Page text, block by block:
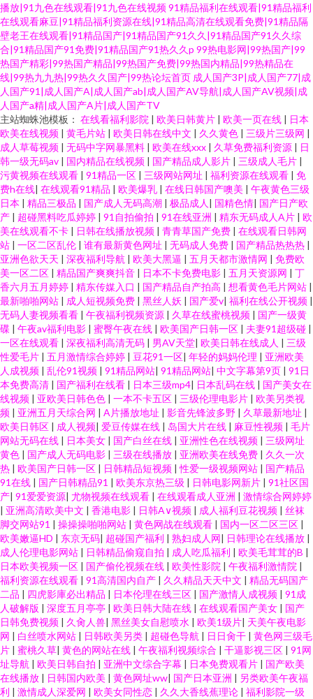
播放|91九色在线观看|91九色在线视频91精品福利在线观看|91精品福利
在线观看麻豆|91精品福利资源在线|91精品高清在线观看免费|91精品隔
壁老王在线观看|91精品国产|91精品国产91久久|91精品国产91久久综
合|91精品国产91免费|91精品国产91热久久p 99热电影网|99热国产|99
热国产精彩|99热国产精品|99热国产免费|99热国内精品|99热精品在
线|99热九九热|99热久久国产|99热论坛首页 成人国产3P|成人国产77|成
人国产91|成人国产A|成人国产ab|成人国产AV导航|成人国产AV视频|成
人国产a精|成人国产A片|成人国产TV
主站蜘蛛池模板： 在线看福利影院 | 欧美日韩黄片 | 欧美一页在线 | 日本
欧美在线视频 | 黄毛片站 | 欧美日韩在线中文 | 久久黄色 | 三级片三级网 |
成人草莓视频 | 无码中字网暴黑料 | 欧美在线xxx | 久草免费福利资源 | 日
韩一级无码av | 国内精品在线视频 | 国产精品成人影片 | 三级成人毛片 |
污黄视频在线观看 | 91精品一区 | 三级网站网址 | 福利资源在线观看 | 免
费h在线| 在线观看91精品 | 欧美爆乳 | 在线日韩国产噢美 | 午夜黄色三级
日本 | 精品三极品 | 国产成人无码高潮 | 极品成人 | 国精色情| 国产日产欧
产 | 超碰黑料吃瓜婷婷 | 91自拍偷拍 | 91在线亚洲 | 精东无码成人A片 | 欧
美在线观看不卡 | 日韩在线播放视频 | 青青草国产免费 | 在线观看日韩网
站 | 一区二区乱伦 | 谁有最新黄色网址 | 无码成人免费 | 国产精品热热热 |
亚洲色欲天天 | 深夜福利导航 | 欧美大黑逼 | 五月天都市激情网 | 免费欧
美一区二区 | 精品国产爽爽抖音 | 日本不卡免费电影 | 五月天资源网 | 丁
香六月五月婷婷 | 精东传媒入口 | 国产精品自产拍高 | 想看黄色毛片网站 |
最新啪啪网站 | 成人短视频免费 | 黑丝人妖 | 国产爱v| 福利在线公开视频 |
无码人妻视频看看 | 午夜福利视频资源 | 久草在线蜜桃视频 | 国产一级黄
碟 | 午夜av福利电影 | 蜜臀午夜在线 | 欧美国产日韩一区 | 夫妻91超级碰 |
一区在线观看 | 深夜福利高清无码 | 男AV天堂| 欧美日韩在线成人 | 三级
性爱毛片 | 五月激情综合婷婷 | 豆花91一区| 年轻的妈妈伦理 | 亚洲欧美
人成视频 | 乱伦91视频 | 91精品网站| 91精品网站| 中文字幕第9页 | 91日
本免费高清 | 国产福利在线看 | 日本三级mp4| 日本乱码在线 | 国产美女在
线视频 | 亚欧美日韩色色 | 一本不卡五区 | 三级伦理电影片 | 欧美另类视
频 | 亚洲五月天综合网 | A片播放地址 | 影音先锋波多野 | 久草最新地址 |
欧美日韩区 | 成人视频| 爱豆传媒在线 | 岛国大片在线 | 麻豆性视频 | 毛片
网站无码在线 | 日本美女 | 国产白丝在线 | 亚洲性色在线视频 | 三级网址
黄色 | 国产成人无码电影 | 三级在线播放 | 亚洲欧美在线免费 | 久久一次
热 | 欧美国产日韩一区 | 日韩精品短视频 |性爱一级视频网站 | 国产精品
91在线 | 国产日韩精品91 | 欧美东京热三级 | 日韩电影网新片 | 91社区国
产| 91爱爱资源| 尤物视频在线观看 | 在线观看成人亚洲 | 激情综合网婷婷
| 亚洲高清欧美中文 | 香港电影 | 日韩A∨视频 | 成人福利豆花视频 | 丝袜
脚交网站91 | 操操操啪啪网站 | 黄色网战在线观看 | 国内一区二区三区 |
欧美嫩逼HD | 东京无码| 超碰国产福利 | 熟妇成人网| 日韩理论在线播放 |
成人伦理电影网站 | 日韩精品偷窥自拍 | 成人吃瓜福利 | 欧美毛茸茸的B |
日本欧美视频一区 | 国产偷伦视频在线 | 欧美性影院 | 午夜福利激情院 |
福利资源在线观看 | 91高清国内自产 | 久久精品天天中文 | 精品无码国产
二品 | 四虎影庫必出精品 | 日本伦理在线三区 | 国产激情人成视频 | 91成
人破解版 | 深度五月亭亭 | 欧美日韩大陆在线 | 在线观看国产美女 | 国产
日韩免费视频 | 久肏人兽| 黑丝美女自慰喷水 | 欧美1级片| 天美午夜电影
网 | 白丝喷水网站 | 日韩欧美另类 | 超碰色导航 | 日日肏干 | 黄色网三级毛
片 | 蜜桃久草| 黄色的网站在线 | 午夜福利视频综合 | 干逼影视三区 | 91网
址导航 | 欧美日韩自拍 | 亚洲中文综合字幕 | 日本免费观看片 | 国产欧美
在线播放 | 日韩国内欧美 | 黄色网址ww| 国产日本亚洲 | 另类欧美午夜福
利 | 激情成人深爱网 | 欧美女同性恋 | 久久大香线蕉理论 | 福利影院一级